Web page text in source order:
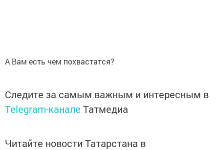
А Вам есть чем похвастатся?
Следите за самым важным и интересным в
Telegram-канале Татмедиа
Читайте новости Татарстана в